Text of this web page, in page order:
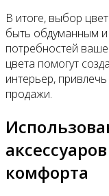
В итоге, выбор
быть обдуманным и
потребностей
цвета помогут
интерьер,
продажи.
комфорта